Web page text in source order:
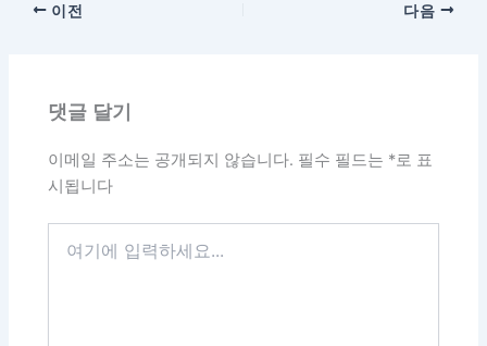
이전 다음
댓글 달기
이메일 주소는 공개되지 않습니다. 필수 필드는 *로 표
시됩니다